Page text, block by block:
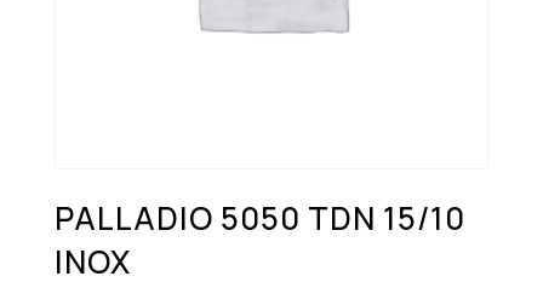
PALLADIO 5050 TDN 15/10
INOX